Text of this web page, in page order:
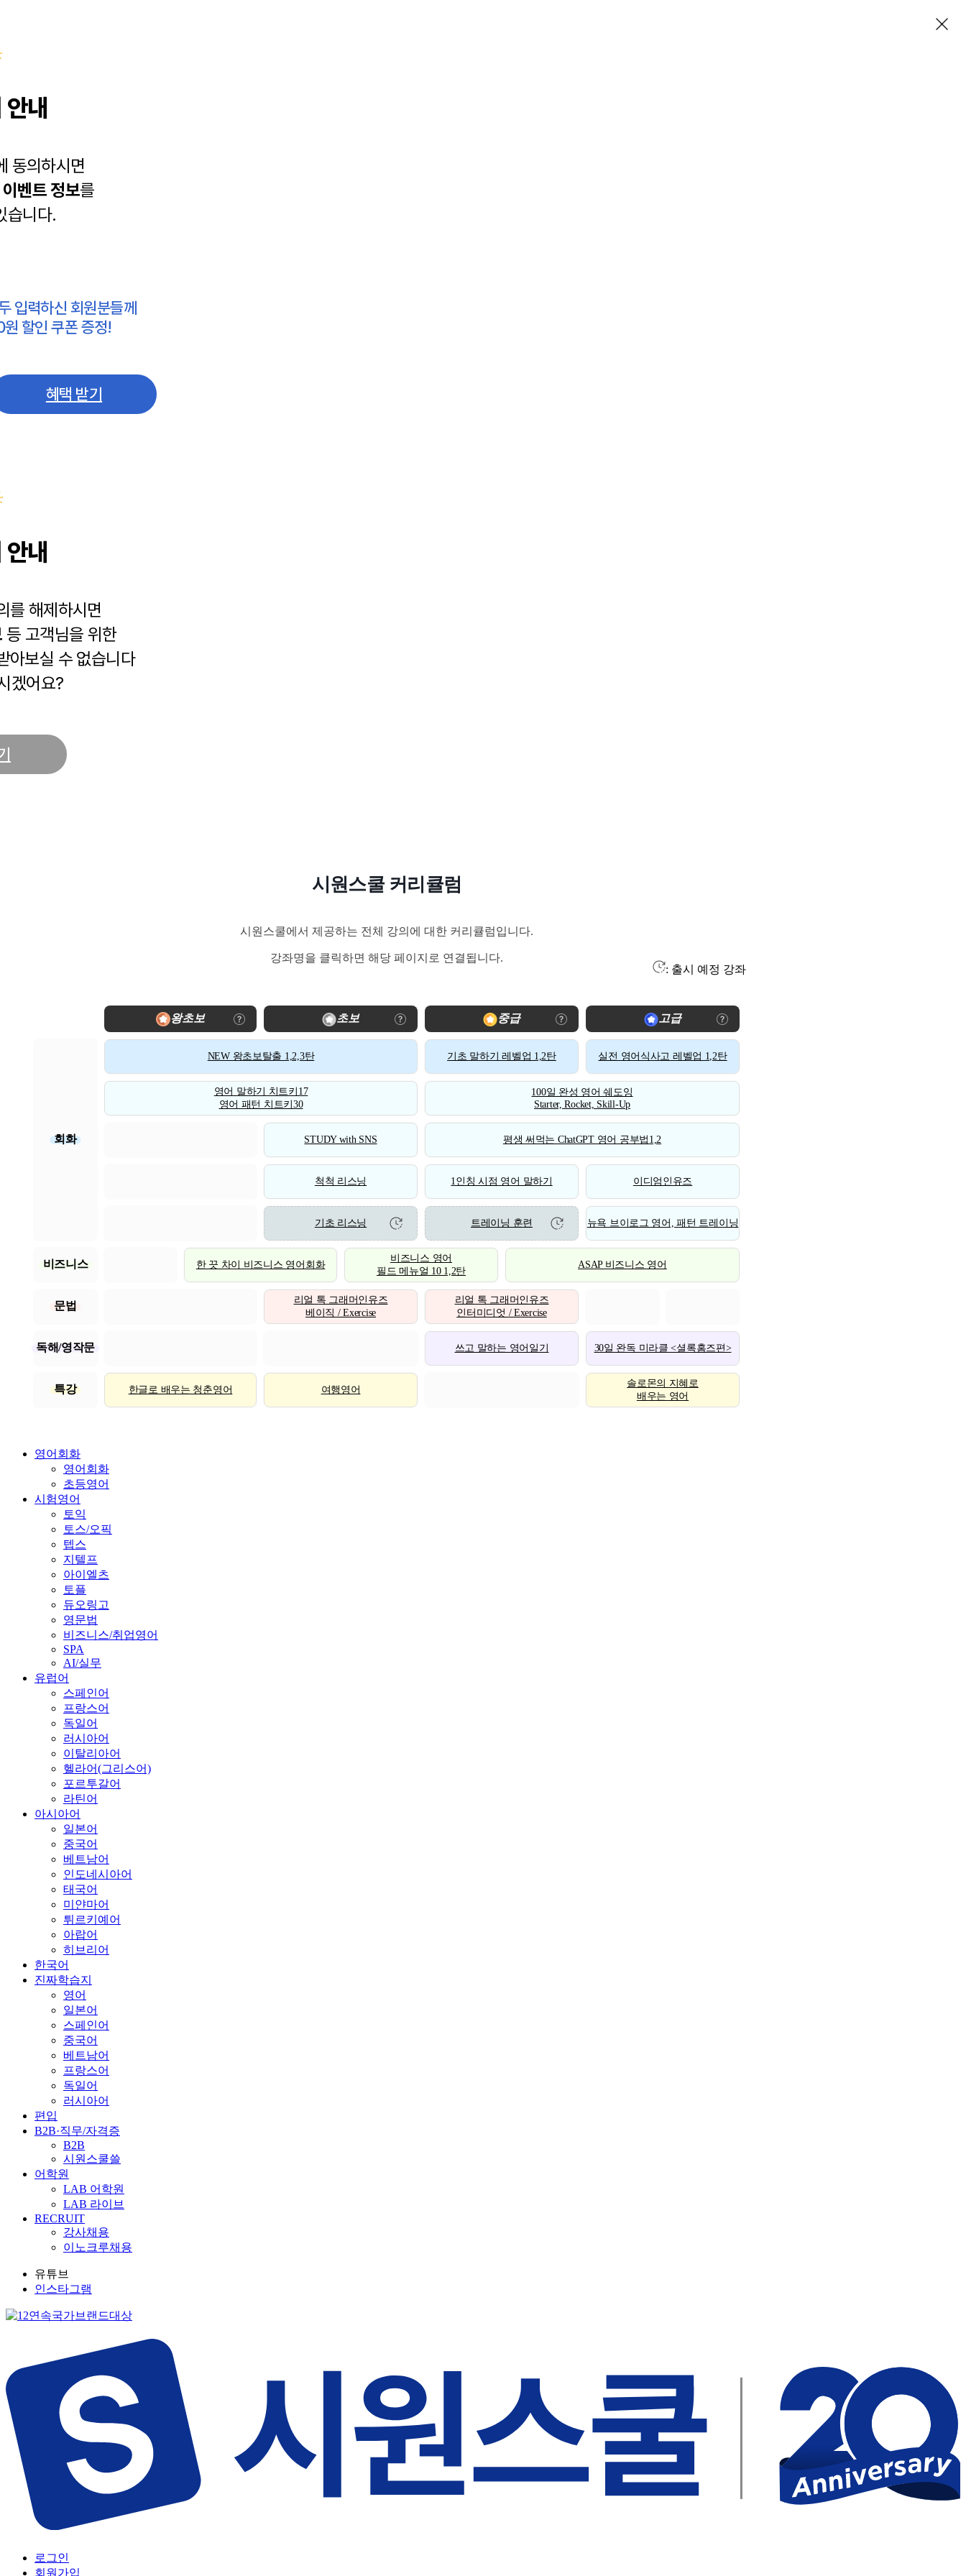
내
동의하시면
이벤트 정보를
습니다.
입력하신 회원분들께
할인 쿠폰 증정!
혜택 받기
내
를 해제하시면
등 고객님을 위한
아보실 수 없습니다
겠어요?
시원스쿨 커리큘럼
시원스쿨에서 제공하는 전체 강의에 대한 커리큘럼입니다.
강좌명을 클릭하면 해당 페이지로 연결됩니다.
: 출시 예정 강좌
왕초보 초보 중급 고급
회화
NEW 왕초보탈출 1,2,3탄 기초 말하기 레벨업 1,2탄 실전 영어식사고 레벨업 1,2탄
영어 말하기 치트키17
영어 패턴 치트키30
100일 완성 영어 쉐도잉
Starter, Rocket, Skill-Up
STUDY with SNS 평생 써먹는 ChatGPT 영어 공부법1,2
척척 리스닝 1인칭 시점 영어 말하기 이디엄인유즈
기초 리스닝 트레이닝 훈련 뉴욕 브이로그 영어, 패턴 트레이닝
비즈니스 한 끗 차이 비즈니스 영어회화
비즈니스 영어
필드 메뉴얼 10 1,2탄
ASAP 비즈니스 영어
문법
리얼 톡 그래머인유즈
베이직 / Exercise
리얼 톡 그래머인유즈
인터미디엇 / Exercise
독해/영작문 쓰고 말하는 영어일기 30일 완독 미라클 <셜록홈즈편>
특강 한글로 배우는 청춘영어 여행영어
솔로몬의 지혜로
배우는 영어
영어회화
영어회화
초등영어
시험영어
토익
토스/오픽
텝스
지텔프
아이엘츠
토플
듀오링고
영문법
비즈니스/취업영어
SPA
AI/실무
유럽어
스페인어
프랑스어
독일어
러시아어
이탈리아어
헬라어(그리스어)
포르투갈어
라틴어
아시아어
일본어
중국어
베트남어
인도네시아어
태국어
미얀마어
튀르키예어
아랍어
히브리어
한국어
진짜학습지
영어
일본어
스페인어
중국어
베트남어
프랑스어
독일어
러시아어
편입
B2B·직무/자격증
B2B
시원스쿨쓸
어학원
LAB 어학원
LAB 라이브
RECRUIT
강사채용
이노크루채용
유튜브
인스타그램
로그인
회원가입